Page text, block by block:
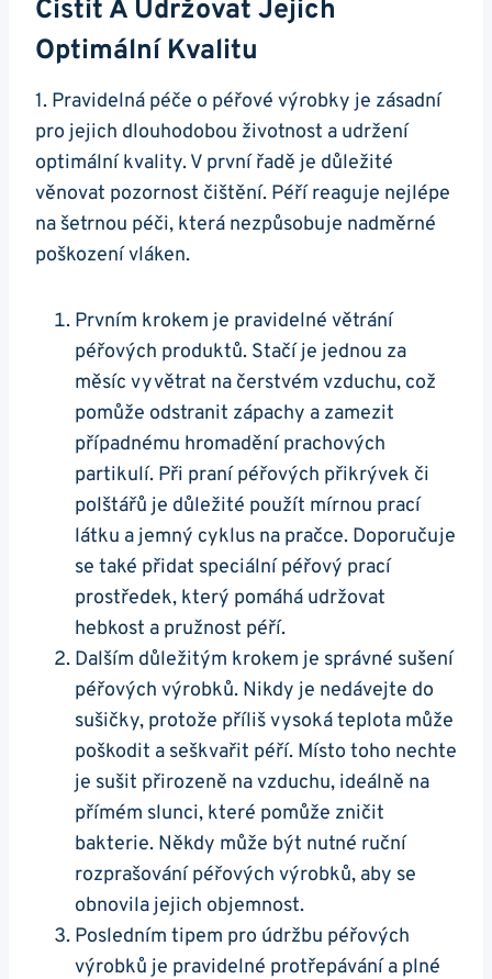
Čistit A Udržovat Jejich
Optimální Kvalitu
1. Pravidelná péče o péřové výrobky je zásadní
pro jejich dlouhodobou životnost a udržení
optimální kvality. V první řadě je důležité
věnovat pozornost čištění. Péří reaguje nejlépe
na šetrnou péči, která nezpůsobuje nadměrné
poškození vláken.
Prvním krokem je pravidelné větrání
péřových produktů. Stačí je jednou za
měsíc vyvětrat na čerstvém vzduchu, což
pomůže odstranit zápachy a zamezit
případnému hromadění prachových
partikulí. Při praní péřových přikrývek či
polštářů je důležité použít mírnou prací
látku a jemný cyklus na pračce. Doporučuje
se také přidat speciální péřový prací
prostředek, který pomáhá udržovat
hebkost a pružnost péří.
Dalším důležitým krokem je správné sušení
péřových výrobků. Nikdy je nedávejte do
sušičky, protože příliš vysoká teplota může
poškodit a seškvařit péří. Místo toho nechte
je sušit přirozeně na vzduchu, ideálně na
přímém slunci, které pomůže zničit
bakterie. Někdy může být nutné ruční
rozprašování péřových výrobků, aby se
obnovila jejich objemnost.
Posledním tipem pro údržbu péřových
výrobků je pravidelné protřepávání a plné